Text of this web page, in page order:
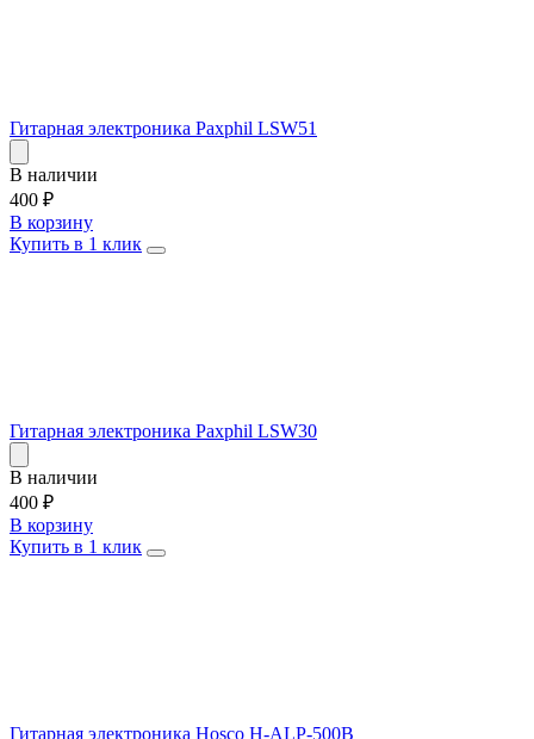
Гитарная электроника Paxphil LSW51
В наличии
400 ₽
В корзину
Купить в 1 клик
Гитарная электроника Paxphil LSW30
В наличии
400 ₽
В корзину
Купить в 1 клик
Гитарная электроника Hosco H-ALP-500B